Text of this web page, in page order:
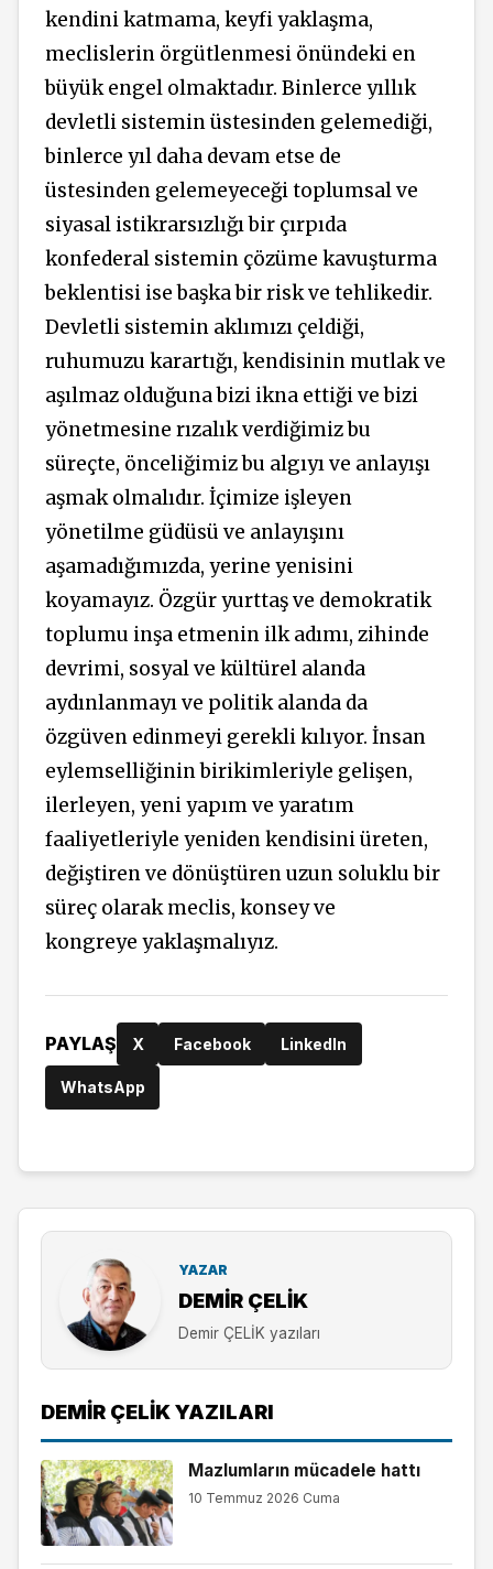
kendini katmama, keyfi yaklaşma,
meclislerin örgütlenmesi önündeki en
büyük engel olmaktadır. Binlerce yıllık
devletli sistemin üstesinden gelemediği,
binlerce yıl daha devam etse de
üstesinden gelemeyeceği toplumsal ve
siyasal istikrarsızlığı bir çırpıda
konfederal sistemin çözüme kavuşturma
beklentisi ise başka bir risk ve tehlikedir.
Devletli sistemin aklımızı çeldiği,
ruhumuzu karartığı, kendisinin mutlak ve
aşılmaz olduğuna bizi ikna ettiği ve bizi
yönetmesine rızalık verdiğimiz bu
süreçte, önceliğimiz bu algıyı ve anlayışı
aşmak olmalıdır. İçimize işleyen
yönetilme güdüsü ve anlayışını
aşamadığımızda, yerine yenisini
koyamayız. Özgür yurttaş ve demokratik
toplumu inşa etmenin ilk adımı, zihinde
devrimi, sosyal ve kültürel alanda
aydınlanmayı ve politik alanda da
özgüven edinmeyi gerekli kılıyor. İnsan
eylemselliğinin birikimleriyle gelişen,
ilerleyen, yeni yapım ve yaratım
faaliyetleriyle yeniden kendisini üreten,
değiştiren ve dönüştüren uzun soluklu bir
süreç olarak meclis, konsey ve
kongreye yaklaşmalıyız.
PAYLAŞ X Facebook LinkedIn
WhatsApp
YAZAR
DEMIR ÇELİK
Demir ÇELİK yazıları
DEMIR ÇELİK YAZILARI
Mazlumların mücadele hattı
10 Temmuz 2026 Cuma